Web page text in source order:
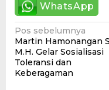
WhatsApp
Navigasi
pos
Pos sebelumnya
Martin Hamonangan
M.H. Gelar Sosialisasi
Toleransi dan
Keberagaman